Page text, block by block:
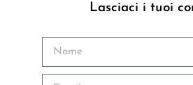
Lasciaci i tuoi